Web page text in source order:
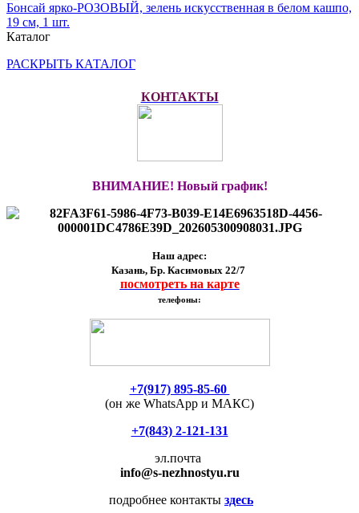
Бонсай ярко-РОЗОВЫЙ, зелень искусственная в белом кашпо,
19 см, 1 шт.
Каталог
РАСКРЫТЬ КАТАЛОГ
КОНТАКТЫ
ВНИМАНИЕ! Новый график!
Наш адрес:
Казань, Бр. Касимовых 22/7
посмотреть на карте
телефоны:
+7(917) 895-85-60
(он же WhatsApp и МАКС)
+7(843) 2-121-131
эл.почта
info@s-nezhnostyu.ru
подробнее контакты здесь